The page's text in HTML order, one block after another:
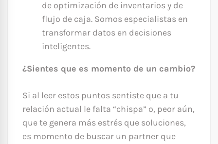
de optimización de inventarios y de
flujo de caja. Somos especialistas en
transformar datos en decisiones
inteligentes.
¿Sientes que es momento de un cambio?
Si al leer estos puntos sentiste que a tu
relación actual le falta “chispa” o, peor aún,
que te genera más estrés que soluciones,
es momento de buscar un partner que